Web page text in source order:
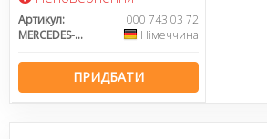
Артикул:
000 743 03 72
MERCEDES-BENZ
Німеччина
ПРИДБАТИ